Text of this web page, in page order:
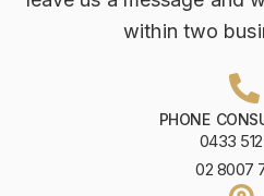
within two
PHONE
0433
02 8007